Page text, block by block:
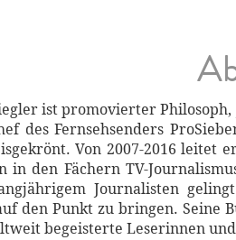
ist promovierter
des Fernsehsenders
Von 2007-2016 leitet
in den Fächern TV-
Journalisten
den Punkt zu bringen. Seine
begeisterte Leserinnen